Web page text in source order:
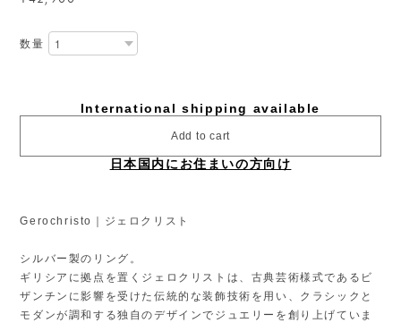
数量
International shipping available
Add to cart
日本国内にお住まいの方向け
Gerochristo｜ジェロクリスト
シルバー製のリング。
ギリシアに拠点を置くジェロクリストは、古典芸術様式であるビ
ザンチンに影響を受けた伝統的な装飾技術を用い、クラシックと
モダンが調和する独自のデザインでジュエリーを創り上げていま